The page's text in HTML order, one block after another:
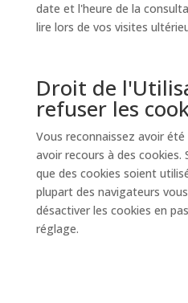
date et l'heure de la
lire lors de vos visites
Droit de
refuser les
Vous reconnaissez avoir
avoir recours à des cookies.
que des cookies soient
plupart des navigateurs
désactiver les cookies en
réglage.